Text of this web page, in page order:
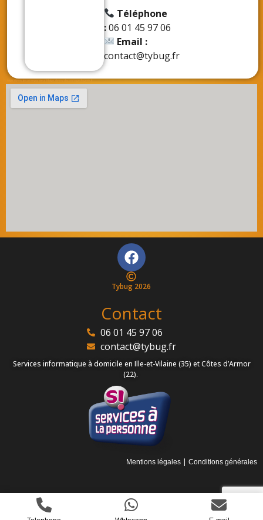
Téléphone
:06 01 45 97 06
Email :
contact@tybug.fr
https://www.jesuisreparateur.frhttps://www.depannagedegeek.fr
Tybug 2026
06 01 45 97 06
contact@tybug.fr
Contact
Services informatique à domicile en Ille-et-Vilaine (35) et Côtes d’Armor
(22).
Mentions légales | Conditions générales